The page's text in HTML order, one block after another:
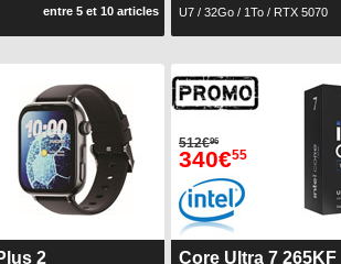
entre 5 et 10 articles U7 / 32Go / 1To / RTX 5070
2
512€96
340€55
Core Ultra 7 265KF